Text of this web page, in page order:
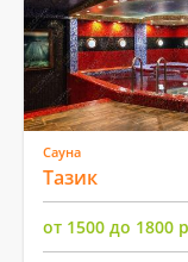
Сауна
Тазик
от 1500 до 1800